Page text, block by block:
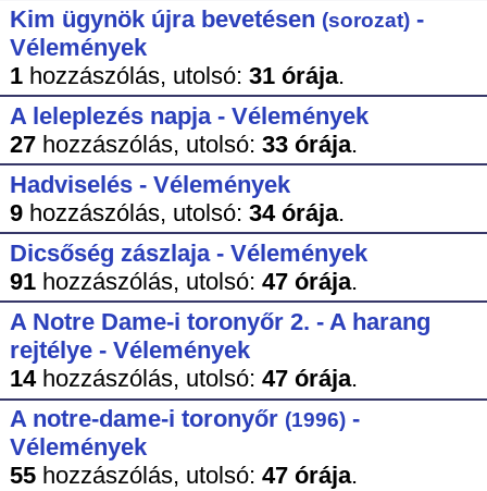
Kim ügynök újra bevetésen (sorozat)-
Vélemények
1hozzászólás, utolsó: 31 órája.
A leleplezés napja - Vélemények
27hozzászólás, utolsó: 33 órája.
Hadviselés - Vélemények
9hozzászólás, utolsó: 34 órája.
Dicsőség zászlaja - Vélemények
91hozzászólás, utolsó: 47 órája.
A Notre Dame-i toronyőr 2. - A harang
rejtélye - Vélemények
14hozzászólás, utolsó: 47 órája.
A notre-dame-i toronyőr (1996)-
Vélemények
55hozzászólás, utolsó: 47 órája.